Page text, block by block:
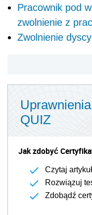
Pracownik pod
zwolnienie z
Zwolnienie
QUIZ
Jak zdobyć
Czytaj
Rozwiązuj
Zdobądź